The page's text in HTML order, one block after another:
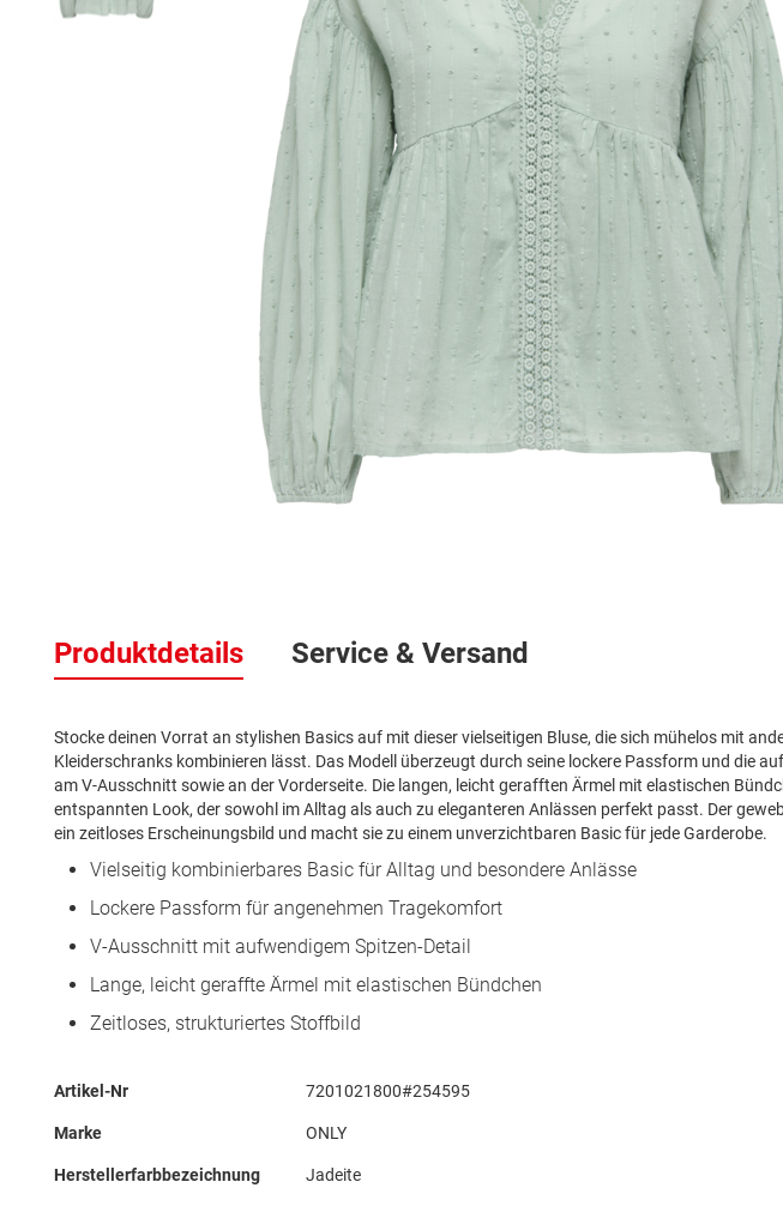
der
Bildergalerie
Produktdetails
Stocke deinen Vorrat an stylishen Basics auf mit dieser vielseitigen Bluse, die sich mühelos mit
Kleiderschranks kombinieren lässt. Das Modell überzeugt durch seine lockere Passform und die
am V-Ausschnitt sowie an der Vorderseite. Die langen, leicht gerafften Ärmel mit elastischen
entspannten Look, der sowohl im Alltag als auch zu eleganteren Anlässen perfekt passt. Der
ein zeitloses Erscheinungsbild und macht sie zu einem unverzichtbaren Basic für jede Garderobe.
Vielseitig kombinierbares Basic für Alltag und besondere Anlässe
Lockere Passform für angenehmen Tragekomfort
V-Ausschnitt mit aufwendigem Spitzen-Detail
Lange, leicht geraffte Ärmel mit elastischen Bündchen
Zeitloses, strukturiertes Stoffbild
Mehr
Artikel-Nr 7201021800#254595
Marke ONLY
Herstellerfarbbezeichnung Jadeite
Service & Versand